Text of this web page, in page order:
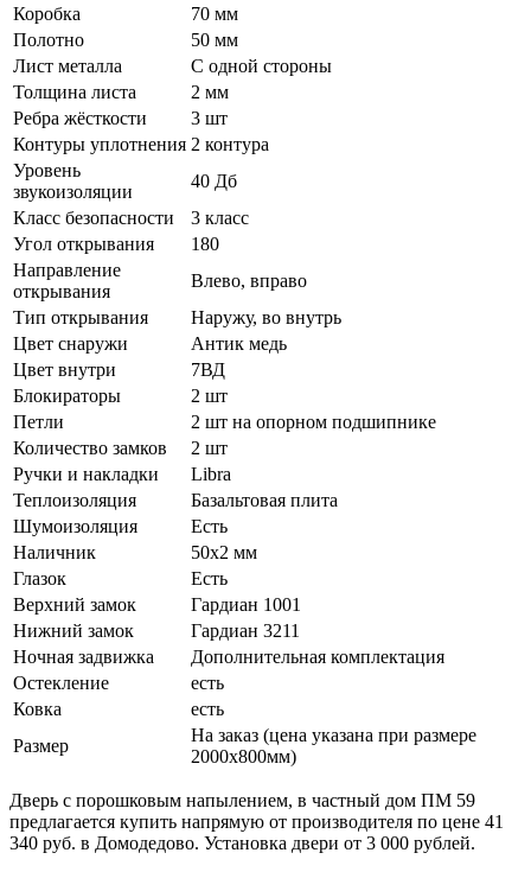
Коробка
70 мм
Полотно
50 мм
Лист металла
С одной стороны
Толщина листа
2 мм
Ребра жёсткости
3 шт
Контуры уплотнения 2 контура
Уровень
звукоизоляции
40 Дб
Класс безопасности
3 класс
Угол открывания
180
Направление
открывания
Влево, вправо
Тип открывания
Наружу, во внутрь
Цвет снаружи
Антик медь
Цвет внутри
7ВД
Блокираторы
2 шт
Петли
2 шт на опорном подшипнике
Количество замков
2 шт
Ручки и накладки
Libra
Теплоизоляция
Базальтовая плита
Шумоизоляция
Есть
Наличник
50х2 мм
Глазок
Есть
Верхний замок
Гардиан 1001
Нижний замок
Гардиан 3211
Ночная задвижка
Дополнительная комплектация
Остекление
есть
Ковка
есть
Размер
На заказ (цена указана при размере
2000х800мм)
Дверь с порошковым напылением, в частный дом ПМ 59
предлагается купить напрямую от производителя по цене 41
340 руб. в Домодедово. Установка двери от 3 000 рублей.